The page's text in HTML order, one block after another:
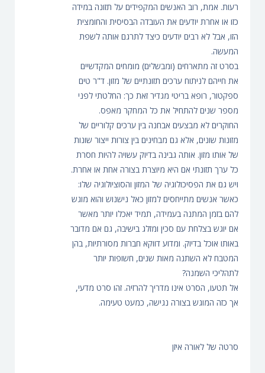
רעות. אמת, רוב האנשים המקפידים על תזונה במידה
כזו או אחרת יודעים את העובדה הבסיסית והחומצית
הזו, אבל לא רבים יודעים כיצד לתרגם אותה לשפת
המעשה.
בסרט זה מתארחים (ומבשלים) מומחים המקדשיים
את חייהם לניתוח ערכים תזונתיים של מזון. ד"ר טים
ספקטור, רופא בריטי מגדיר זאת כך: החלטתי לפני
מספר שנים להתחיל את כל המחקר מאפס.
החוקרים לא מבצעים אבחנה בין ערכים קלוריים של
מזונות שונים, אלא גם מבחינים בין צורות ייצור שונות
של אותו מזון. אותה גבינה בדיוק עשויה להיות חסרת
כל ערך תזונתי אם היא מיוצרת בצורה אחת או אחרת.
ויש גם את הפסיכולוגיה של המזון והסוציולוגיה שלו:
כאשר אנשים מתייחסים למזון כאל נישנוש והוא מוגש
להם בזמן המתנה בעמידה, תמיד יאכלו יותר מאשר
אם יוגש בצלחת עם סכין ומזלג בישיבה, גם אם מדובר
באותו אוכל בדיוק. ומדוע דווקא חברות מסורתיות, בהן
המטבח לא השתנה מאות שנים, חשופות יותר
לתהליכי השמנה?
אל תטעו, הסרט אינו מדריך להרזיה. זהו סרט מדעי,
אך כזה המוגש בצורה נגישה, כמעט טעימה.
סרטה של לאורה איזן